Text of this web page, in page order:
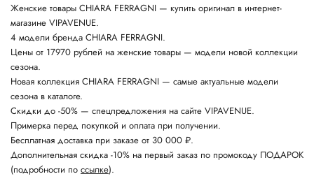
Женские товары CHIARA FERRAGNI — купить оригинал в интернет-
магазине VIPAVENUE.
4 модели бренда CHIARA FERRAGNI.
Цены от 17970 рублей на женские товары — модели новой коллекции
сезона.
Новая коллекция CHIARA FERRAGNI — самые актуальные модели
сезона в каталоге.
Скидки до -50% — спецпредложения на сайте VIPAVENUE.
Примерка перед покупкой и оплата при получении.
Бесплатная доставка при заказе от 30 000 ₽.
Дополнительная скидка -10% на первый заказ по промокоду ПОДАРОК
(подробности по ссылке).